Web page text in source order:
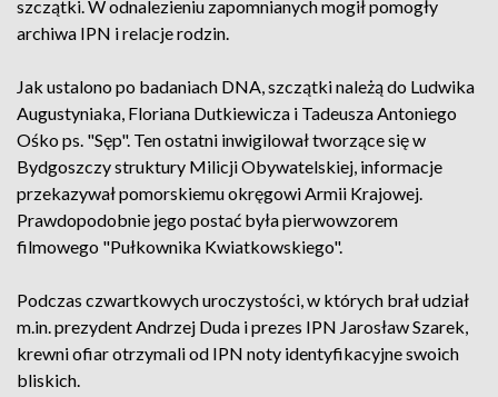
szczątki. W odnalezieniu zapomnianych mogił pomogły
archiwa IPN i relacje rodzin.
Jak ustalono po badaniach DNA, szczątki należą do Ludwika
Augustyniaka, Floriana Dutkiewicza i Tadeusza Antoniego
Ośko ps. "Sęp". Ten ostatni inwigilował tworzące się w
Bydgoszczy struktury Milicji Obywatelskiej, informacje
przekazywał pomorskiemu okręgowi Armii Krajowej.
Prawdopodobnie jego postać była pierwowzorem
filmowego "Pułkownika Kwiatkowskiego".
Podczas czwartkowych uroczystości, w których brał udział
m.in. prezydent Andrzej Duda i prezes IPN Jarosław Szarek,
krewni ofiar otrzymali od IPN noty identyfikacyjne swoich
bliskich.